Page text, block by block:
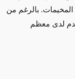
المخيمات. بالرغم من
لدى معظم